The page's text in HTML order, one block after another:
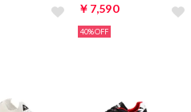
￥7,590
40%